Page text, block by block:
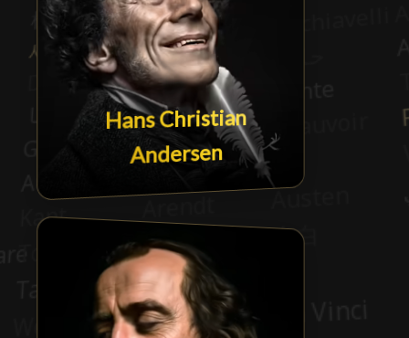
Hans Christian
Andersen